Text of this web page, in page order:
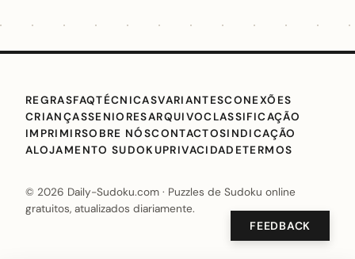
REGRASFAQTÉCNICASVARIANTESCONEXÕES
CRIANÇASSENIORESARQUIVOCLASSIFICAÇÃO
IMPRIMIRSOBRE NÓSCONTACTOSINDICAÇÃO
ALOJAMENTO SUDOKUPRIVACIDADETERMOS
© 2026 Daily-Sudoku.com · Puzzles de Sudoku online
gratuitos, atualizados diariamente.
FEEDBACK